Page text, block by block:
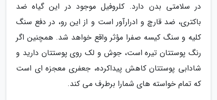
در سلامتی بدن دارد. کلروفیل موجود در این گیاه ضد
باکتری، ضد قارچ و ادرارآور است و از این رو، در دفع سنگ
کلیه و سنگ کیسه صفرا مؤثر واقع خواهد شد. همچنین اگر
رنگ پوستتان تیره است، جوش و لک روی پوستتان دارید و
شادابی پوستتان کاهش پیداکرده، جعفری معجزه ای است
که تمام خواسته های شمارا برطرف می کند.